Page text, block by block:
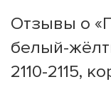
Отзывы о
белый-
2110-2115,